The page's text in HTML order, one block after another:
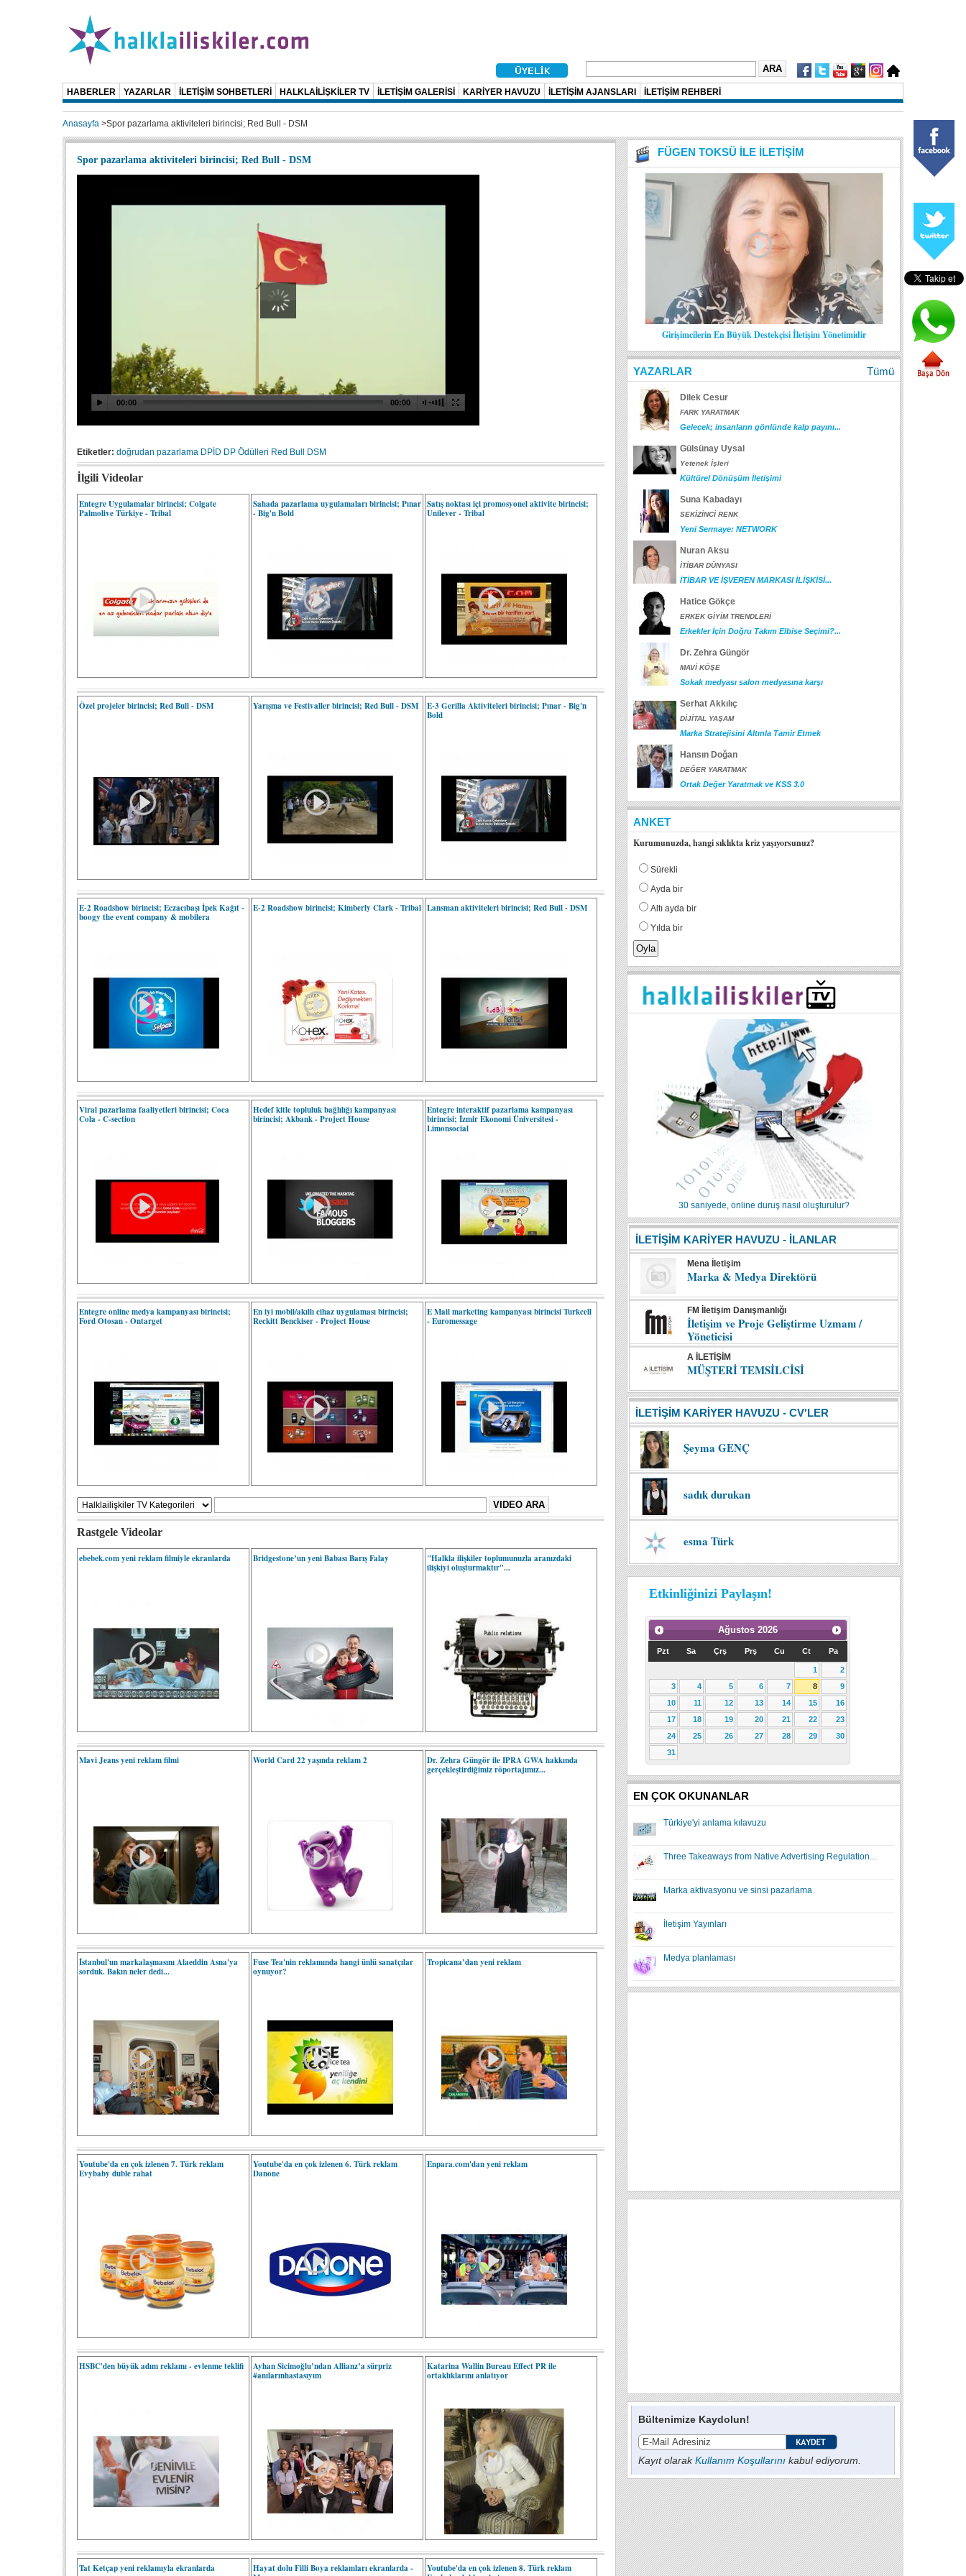
HABERLER YAZARLAR İLETİŞİM SOHBETLERİ HALKLAİLİŞKİLER TV İLETİŞİM GALERİSİ KARİYER HAVUZU İLETİŞİM AJANSLARI İLETİŞİM REHBERİ
Anasayfa >Spor pazarlama aktiviteleri birincisi; Red Bull - DSM
Spor pazarlama aktiviteleri birincisi; Red Bull - DSM
Etiketler: doğrudan pazarlama DPİD DP Ödülleri Red Bull DSM
İlgili Videolar
Entegre Uygulamalar birincisi; Colgate
Palmolive Türkiye - Tribal
Sahada pazarlama uygulamaları birincisi; Pınar
- Big'n Bold
Satış noktası içi promosyonel aktivite birincisi;
Unilever - Tribal
Özel projeler birincisi; Red Bull - DSM Yarışma ve Festivaller birincisi; Red Bull - DSM
E-3 Gerilla Aktiviteleri birincisi; Pınar - Big'n
Bold
E-2 Roadshow birincisi; Eczacıbaşı İpek Kağıt -
boogy the event company & mobilera
E-2 Roadshow birincisi; Kimberly Clark - Tribal Lansman aktiviteleri birincisi; Red Bull - DSM
Viral pazarlama faaliyetleri birincisi; Coca
Cola - C-section
Hedef kitle topluluk bağlılığı kampanyası
birincisi; Akbank - Project House
Entegre interaktif pazarlama kampanyası
birincisi; İzmir Ekonomi Üniversitesi -
Limonsocial
Entegre online medya kampanyası birincisi;
Ford Otosan - Ontarget
En iyi mobil/akıllı cihaz uygulaması birincisi;
Reckitt Benckiser - Project House
E Mail marketing kampanyası birincisi Turkcell
- Euromessage
Rastgele Videolar
ebebek.com yeni reklam filmiyle ekranlarda Bridgestone’un yeni Babası Barış Falay
"Halkla ilişkiler toplumunuzla aranızdaki
ilişkiyi oluşturmaktır"...
Mavi Jeans yeni reklam filmi World Card 22 yaşında reklam 2
Dr. Zehra Güngör ile IPRA GWA hakkında
gerçekleştirdiğimiz röportajımız...
İstanbul'un markalaşmasını Alaeddin Asna'ya
sorduk. Bakın neler dedi...
Fuse Tea'nin reklamında hangi ünlü sanatçılar
oynuyor?
Tropicana’dan yeni reklam
Youtube'da en çok izlenen 7. Türk reklam
Evybaby duble rahat
Youtube'da en çok izlenen 6. Türk reklam
Danone
Enpara.com'dan yeni reklam
HSBC'den büyük adım reklamı - evlenme teklifi
Ayhan Sicimoğlu’ndan Allianz’a sürpriz
#anılarınhastasıyım
Katarina Wallin Bureau Effect PR ile
ortaklıklarını anlatıyor
Tat Ketçap yeni reklamıyla ekranlarda
Hayat dolu Filli Boya reklamları ekranlarda -
Youtube'da en çok izlenen 8. Türk reklam
FÜGEN TOKSÜ İLE İLETİŞİM
Girişimcilerin En Büyük Destekçisi İletişim Yönetimidir
YAZARLAR Tümü
Dilek Cesur
FARK YARATMAK
Gelecek; insanların gönlünde kalp payını...
Gülsünay Uysal
Yetenek İşleri
Kültürel Dönüşüm İletişimi
Suna Kabadayı
SEKİZİNCİ RENK
Yeni Sermaye: NETWORK
Nuran Aksu
İTİBAR DÜNYASI
İTİBAR VE İŞVEREN MARKASI İLİŞKİSİ...
Hatice Gökçe
ERKEK GİYİM TRENDLERİ
Erkekler İçin Doğru Takım Elbise Seçimi?...
Dr. Zehra Güngör
MAVİ KÖŞE
Sokak medyası salon medyasına karşı
Serhat Akkılıç
DİJİTAL YAŞAM
Marka Stratejisini Altınla Tamir Etmek
Hansın Doğan
DEĞER YARATMAK
Ortak Değer Yaratmak ve KSS 3.0
ANKET
Kurumunuzda, hangi sıklıkta kriz yaşıyorsunuz?
Sürekli
Ayda bir
Altı ayda bir
Yılda bir
30 saniyede, online duruş nasıl oluşturulur?
İLETİŞİM KARİYER HAVUZU - İLANLAR
Mena İletişim
Marka & Medya Direktörü
FM İletişim Danışmanlığı
İletişim ve Proje Geliştirme Uzmanı /
Yöneticisi
A İLETİŞİM
MÜŞTERİ TEMSİLCİSİ
İLETİŞİM KARİYER HAVUZU - CV'LER
Şeyma GENÇ
sadık durukan
esma Türk
Etkinliğinizi Paylaşın!
Ağustos 2026
Pzt Sa Çrş Prş Cu Ct Pa
1
2
3
4 5 6 7 8
9
10
11 12 13 14 15
16
17
18 19 20 21 22
23
24
25 26 27 28 29
30
31
EN ÇOK OKUNANLAR
Türkiye'yi anlama kılavuzu
Three Takeaways from Native Advertising Regulation...
Marka aktivasyonu ve sinsi pazarlama
İletişim Yayınları
Medya planlaması
Bültenimize Kaydolun!
Kayıt olarakKullanım Koşullarını kabul ediyorum.